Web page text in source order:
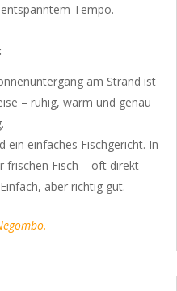
Tempo.
am Strand ist
– ruhig, warm und genau
ein einfaches Fischgericht. In
frischen Fisch – oft direkt
aber richtig gut.